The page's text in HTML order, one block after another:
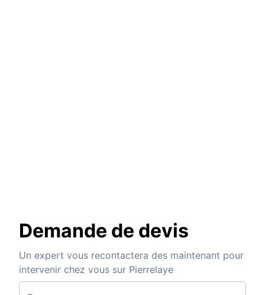
Demande de devis
Un expert vous recontactera des maintenant pour
intervenir chez vous sur Pierrelaye